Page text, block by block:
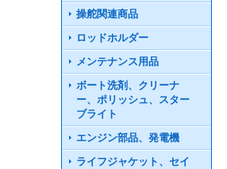
操舵関連商品
ロッドホルダー
メンテナンス用品
ボート洗剤、クリーナ
ー、ポリッシュ、スター
ブライト
エンジン部品、発電機
ライフジャケット、セイ